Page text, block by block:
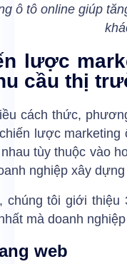
ô tô online giúp
lược
cầu thị
cách thức,
lược
tùy thuộc vào
nghiệp xây
chúng tôi giới thiệu
mà doanh
web